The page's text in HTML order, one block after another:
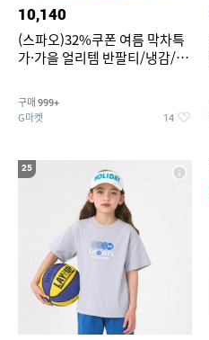
10,140
(스파오)32%쿠폰 여름 막차특
가·가을 얼리템 반팔티/냉감/반
건 외 ~74%OFF
구매 999+
G마켓 14
25